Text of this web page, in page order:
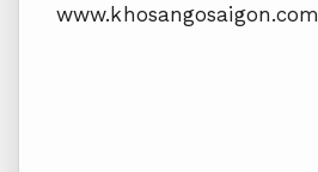
www.khosangosaigon.com